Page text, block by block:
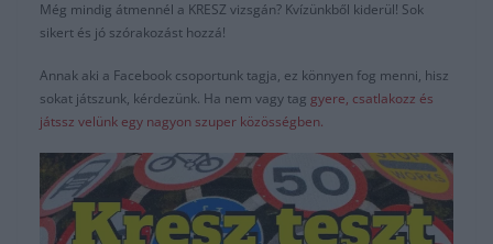
Még mindig átmennél a KRESZ vizsgán? Kvízünkből kiderül! Sok
sikert és jó szórakozást hozzá!
Annak aki a Facebook csoportunk tagja, ez könnyen fog menni, hisz
sokat játszunk, kérdezünk. Ha nem vagy tag gyere, csatlakozz és
játssz velünk egy nagyon szuper közösségben.